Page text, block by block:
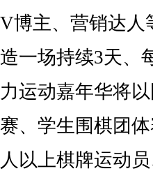
V博主、营销达人
造一场持续3天、
力运动嘉年华将
赛、学生围棋团
人以上棋牌运动